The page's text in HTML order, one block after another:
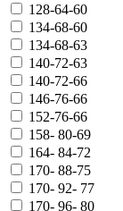
128-64-60
134-68-60
134-68-63
140-72-63
140-72-66
146-76-66
152-76-66
158- 80-69
164- 84-72
170- 88-75
170- 92- 77
170- 96- 80